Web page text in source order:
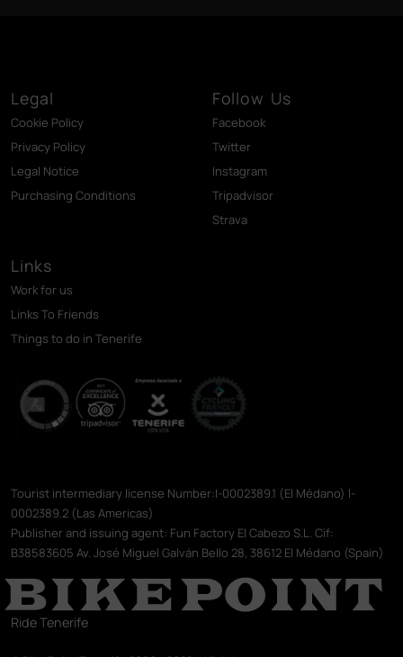
Legal
Cookie Policy
Privacy Policy
Legal Notice
Purchasing Conditions
Follow Us
Facebook
Twitter
Instagram
Tripadvisor
Strava
Links
Work for us
Links To Friends
Things to do in Tenerife
Tourist intermediary license Number:I-0002389.1 (El Médano) I-
0002389.2 (Las Americas)
Publisher and issuing agent: Fun Factory El Cabezo S.L. Cif:
B38583605 Av. José Miguel Galván Bello 28, 38612 El Médano (Spain)
Ride Tenerife